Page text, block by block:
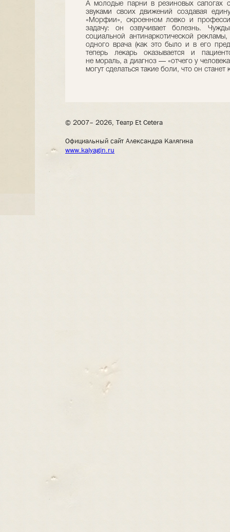
А молодые парни в резиновых сапогах
звуками своих движений создавая
«Морфии», скроенном ловко и
задачу: он озвучивает болезнь.
социальной антинаркотической
одного врача (как это было и в его
теперь лекарь оказывается и
не мораль, а диагноз — «отчего у
могут сделаться такие боли, что он станет
© 2007– 2026, Театр Et Cetera
Официальный сайт Александра Калягина
www.kalyagin.ru